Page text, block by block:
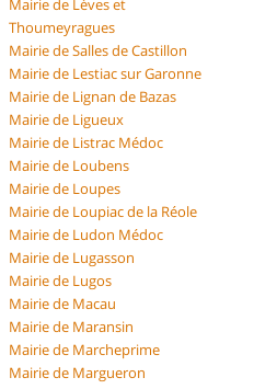
Mairie de Lèves et
Thoumeyragues
Mairie de Salles de Castillon
Mairie de Lestiac sur Garonne
Mairie de Lignan de Bazas
Mairie de Ligueux
Mairie de Listrac Médoc
Mairie de Loubens
Mairie de Loupes
Mairie de Loupiac de la Réole
Mairie de Ludon Médoc
Mairie de Lugasson
Mairie de Lugos
Mairie de Macau
Mairie de Maransin
Mairie de Marcheprime
Mairie de Margueron